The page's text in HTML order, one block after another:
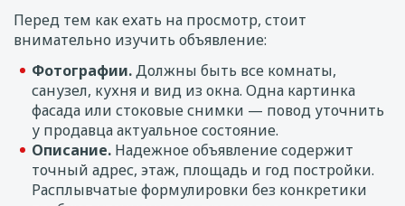
Перед тем как ехать на просмотр, стоит
внимательно изучить объявление:
Фотографии.Должны быть все комнаты,
санузел, кухня и вид из окна. Одна картинка
фасада или стоковые снимки — повод уточнить
у продавца актуальное состояние.
Описание. Надежное объявление содержит
точный адрес, этаж, площадь и год постройки.
Расплывчатые формулировки без конкретики